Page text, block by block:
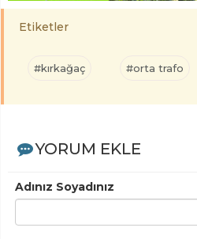
Etiketler
#kırkağaç #orta trafo
YORUM EKLE
Adınız Soyadınız